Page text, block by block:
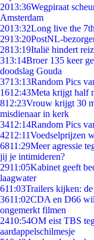
2013:36Wegpiraat
Amsterdam
2013:32Long live the
2913:20PostNL-
2813:19Italië hindert
313:14Broer 135 keer
doodslag Gouda
3713:13Random Pics
1612:43Meta krijgt half
812:23Vrouw krijgt 30
misdienaar in kerk
3412:14Random Pics
4212:11Voedselprijzen
6811:29Meer agressie
jij je intimideren?
2911:05Kabinet geeft
laagwater
611:03Trailers kijken:
3611:02CDA en D66
ongemerkt filmen
2410:54OM eist TBS
aardappelschilmesje